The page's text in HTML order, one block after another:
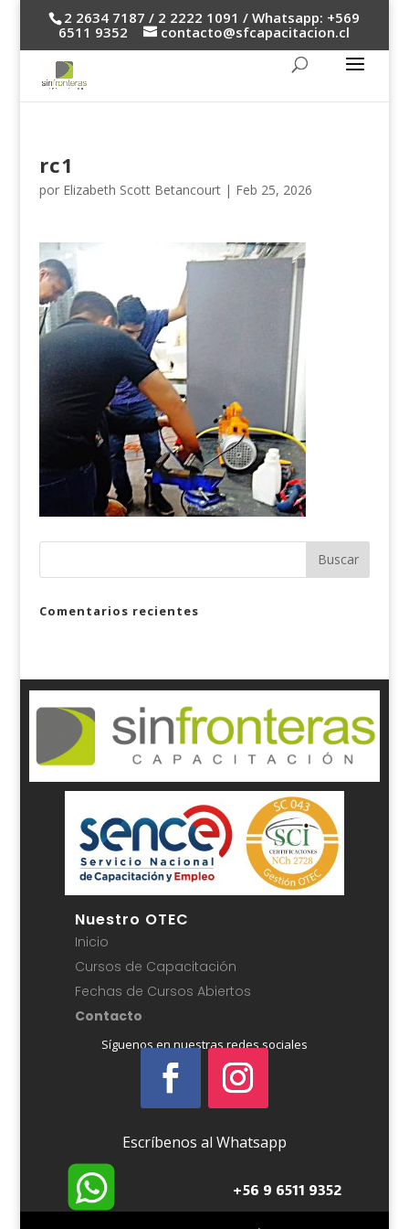
2 2634 7187 / 2 2222 1091 / Whatsapp: +569
6511 9352
contacto@sfcapacitacion.cl
rc1
por Elizabeth Scott Betancourt| Feb 25, 2026
Comentarios recientes
Nuestro OTEC
Inicio
Cursos de Capacitación
Fechas de Cursos Abiertos
Contacto
Síguenos en nuestras redes sociales
Escríbenos al Whatsapp
+56 9 6511 9352